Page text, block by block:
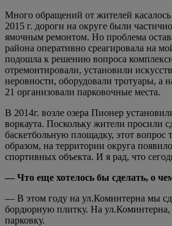
Много обращений от жителей касалось
2015 г. дороги на округе были
ямочным ремонтом. Но проблема
района оперативно среагировала на
подошла к решению вопроса
отремонтировали, установили
неровности, оборудовали тротуары, а
21 организовали парковочные места.
В 2014г. возле озера Пионер
воркаута. Поскольку жители просили
баскетбольную площадку, этот
образом, на территории округа
спортивных объекта. И я рад, что
— Что еще хотелось бы сделать, о
— В этом году на ул.Коминтерна мы
бордюрную плитку. На ул.Коминтерна,
парковку.